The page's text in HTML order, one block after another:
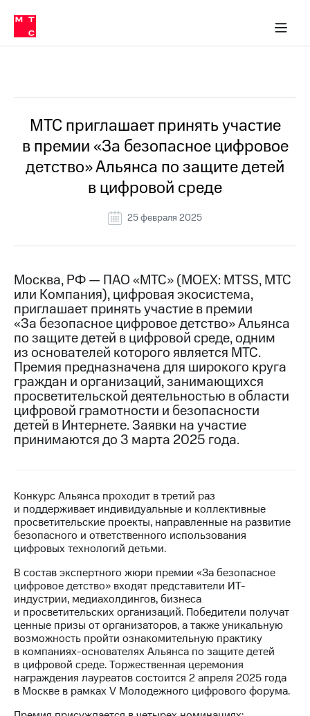
Медиа-центр
и акционерам
Устойчивое развитие
Комплаенс и деловая этика
компании
Карьера
История
компании
Руководство
региона
информация
Медиа-центр
Пресс-
релизы
МТС
о технологиях
Достижения
Интервью
Финансовая
отчетность
Пригласить
спикера
и акционерам
Корпоративное
управление
Корпоративный
секретарь
Раскрытие
информации
Информация
акционерам
Документы
ПАО
"МТС"
Собрания
в МТС
Пресс-
релизы
МТС
о технологиях
МТС приглашает принять участие
в премии «За безопасное цифровое
детство» Альянса по защите детей
в цифровой среде
25 февраля 2025
Москва, РФ — ПАО «МТС» (MOEX: MTSS, МТС
или Компания), цифровая экосистема,
приглашает принять участие в премии
«За безопасное цифровое детство» Альянса
по защите детей в цифровой среде, одним
из основателей которого является МТС.
Премия предназначена для широкого круга
граждан и организаций, занимающихся
просветительской деятельностью в области
цифровой грамотности и безопасности
детей в Интернете. Заявки на участие
принимаются до 3 марта 2025 года.
Конкурс Альянса проходит в третий раз
и поддерживает индивидуальные и коллективные
просветительские проекты, направленные на развитие
безопасного и ответственного использования
цифровых технологий детьми.
В состав экспертного жюри премии «За безопасное
цифровое детство» входят представители ИТ-
индустрии, медиахолдингов, бизнеса
и просветительских организаций. Победители получат
ценные призы от организаторов, а также уникальную
возможность пройти ознакомительную практику
в компаниях-основателях Альянса по защите детей
в цифровой среде. Торжественная церемония
награждения лауреатов состоится 2 апреля 2025 года
в Москве в рамках V Молодежного цифрового форума.